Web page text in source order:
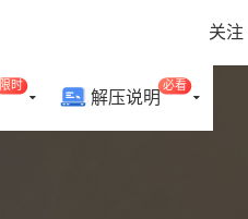
关注
限时
解压说明
必看